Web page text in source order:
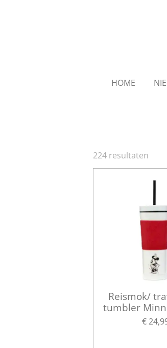
HOME
224 resultaten
Reismok/
tumbler
€